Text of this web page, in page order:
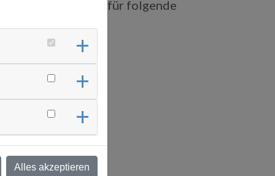
Distributor für folgende
Simulation
Alles akzeptieren